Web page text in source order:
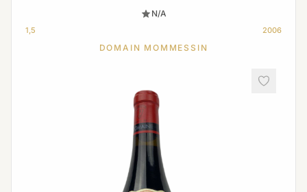
N/A
1,5 2006
DOMAIN MOMMESSIN